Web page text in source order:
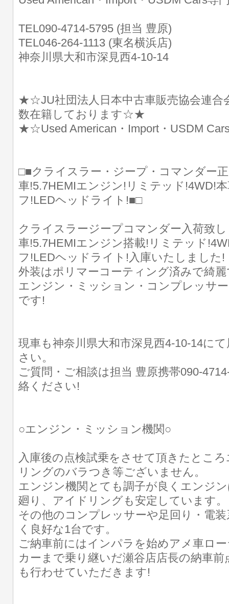
TEL090-4714-5795 (担当 豊原)
TEL046-264-1113 (東名横浜店)
神奈川県大和市深見西4-10-14
★☆JU社団法人日本中古車販売協会連合
数在籍しております☆★
★☆Used American・Import・USDM
□■クライスラー・ジープ・コマンダー
車!5.7HEMIエンジン!リミテッド!4WD!
フ!LEDヘッドライト!■□
クライスラージープコマンダー入荷致
車!5.7HEMIエンジン搭載!リミテッド
フ!LEDヘッドライト!入庫いたしました!
外装はポリマーコーティング済みで綺
エンジン・ミッション・コンプレッサ
です!
現車も神奈川県大和市深見西4-10-14に
さい。
ご質問・ご相談は担当 豊原携帯090-
絡ください!
○エンジン・ミッション機関○
入庫後の点検試乗をさせて頂きたとこ
リングのバラつき等ございません。
エンジン機関とても調子が良くエンジ
廻り、アイドリングも安定しています。
その他のコンプレッサーや足回り・電
く良好な1台です。
ご納車前にはインパラを始めアメ車ロ
カーまで乗り継いだ瀬谷店店長の納車
も行わせていただきます!